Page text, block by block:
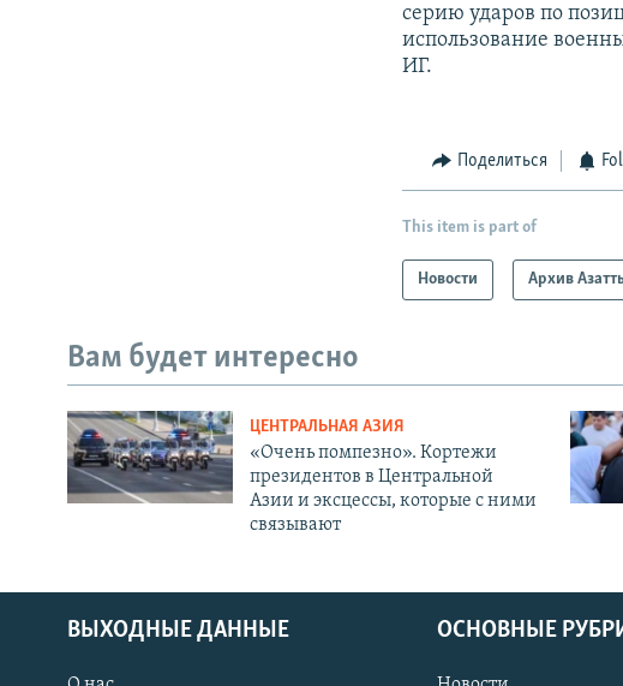
серию ударов по
использование
ИГ.
Поделиться
This item is part of
Новости Архив
Вам будет интересно
ЦЕНТРАЛЬНАЯ АЗИЯ
«Очень помпезно». Кортежи
президентов в Центральной
Азии и эксцессы, которые с ними
связывают
ВЫХОДНЫЕ ДАННЫЕ ОСНОВНЫЕ